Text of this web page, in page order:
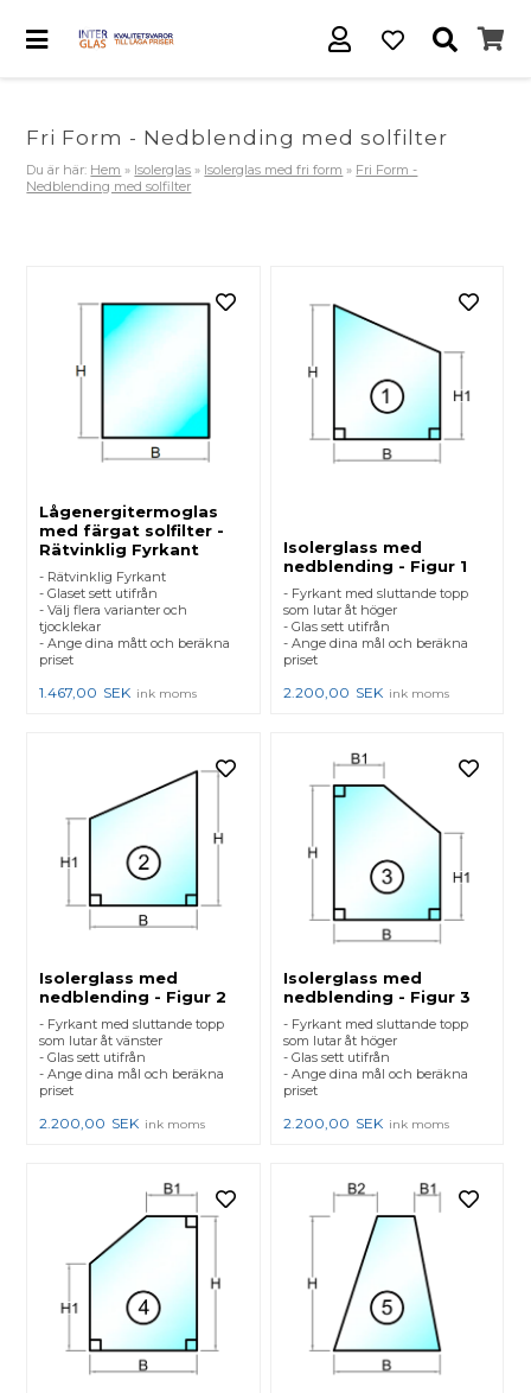
Fri Form - Nedblending med solfilter
Du är här: Hem » Isolerglas » Isolerglas med fri form » Fri Form -
Nedblending med solfilter
Lågenergitermoglas
med färgat solfilter -
Rätvinklig Fyrkant
- Rätvinklig Fyrkant
- Glaset sett utifrån
- Välj flera varianter och
tjocklekar
- Ange dina mått och beräkna
priset
1.467,00 SEK ink moms
Isolerglass med
nedblending - Figur 1
- Fyrkant med sluttande topp
som lutar åt höger
- Glas sett utifrån
- Ange dina mål och beräkna
priset
2.200,00 SEK ink moms
Isolerglass med
nedblending - Figur 2
- Fyrkant med sluttande topp
som lutar åt vänster
- Glas sett utifrån
- Ange dina mål och beräkna
priset
2.200,00 SEK ink moms
Isolerglass med
nedblending - Figur 3
- Fyrkant med sluttande topp
som lutar åt höger
- Glas sett utifrån
- Ange dina mål och beräkna
priset
2.200,00 SEK ink moms